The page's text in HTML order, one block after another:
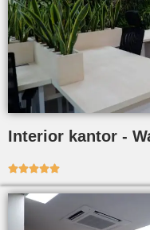
Interior kantor -
